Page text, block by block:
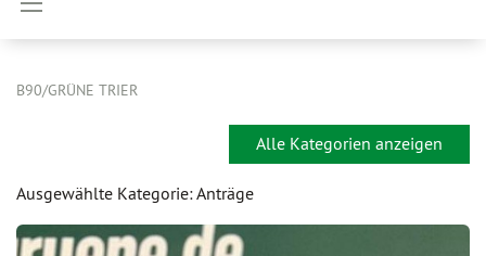
B90/GRÜNE TRIER
Alle Kategorien anzeigen
Ausgewählte Kategorie: Anträge